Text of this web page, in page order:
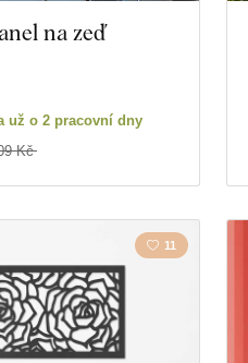
na zeď
už o 2 pracovní dny
Kč
11